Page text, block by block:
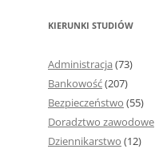
BIBLIOGRAFICZNYCH
ZAWARTOŚĆ I ROZMIAR PRACY
DYPLOMOWEJ
KIERUNKI STUDIÓW
Administracja (73)
Bankowość(207)
Bezpieczeństwo (55)
Doradztwo zawodowe
Dziennikarstwo (12)